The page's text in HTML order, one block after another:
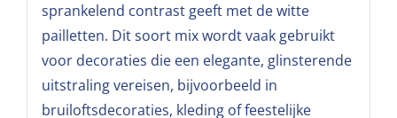
sprankelend contrast geeft met de witte
pailletten. Dit soort mix wordt vaak gebruikt
voor decoraties die een elegante, glinsterende
uitstraling vereisen, bijvoorbeeld in
bruiloftsdecoraties, kleding of feestelijke